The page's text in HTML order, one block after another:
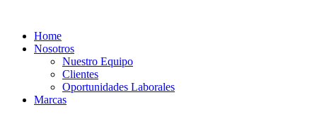
contenidoHome
Nosotros
Nuestro Equipo
Clientes
Oportunidades Laborales
Marcas